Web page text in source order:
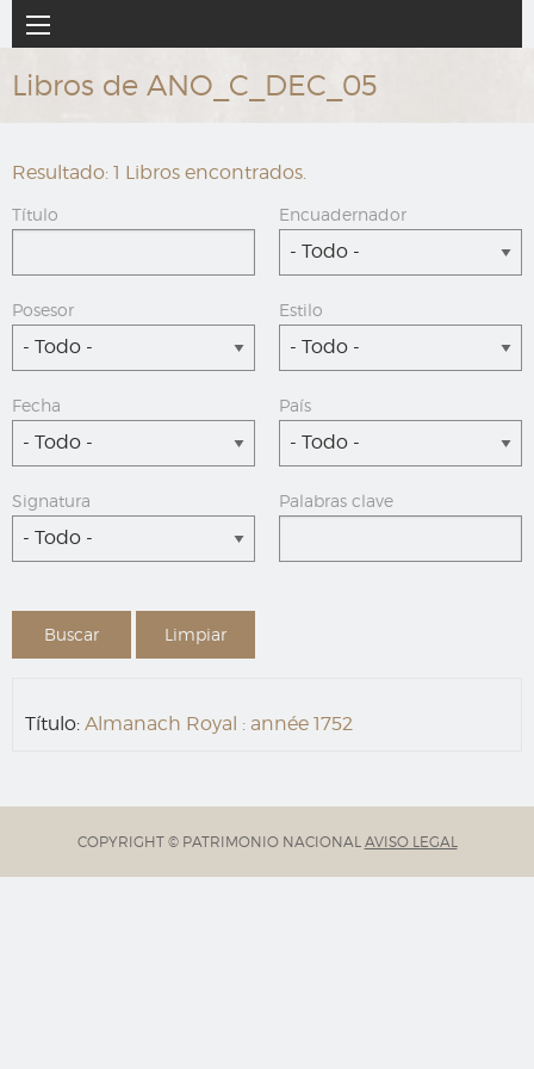
al
contenido
principal
Navegación
principal
Libros de ANO_C_DEC_05
Resultado: 1 Libros encontrados.
Título Encuadernador
- Todo -
Posesor
- Todo -
Estilo
- Todo -
Fecha
- Todo -
País
- Todo -
Signatura
- Todo -
Palabras clave
Título: Almanach Royal : année 1752
COPYRIGHT © PATRIMONIO NACIONAL AVISO LEGAL